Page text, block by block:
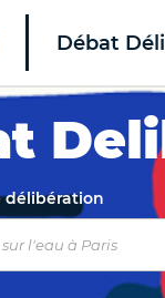
Débat
délibération